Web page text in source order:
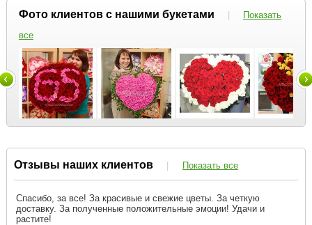
Фото клиентов с нашими букетами |
Показать
все
Отзывы наших клиентов | Показать все
Спасибо, за все! За красивые и свежие цветы. За четкую
доставку. За полученные положительные эмоции! Удачи и
растите!